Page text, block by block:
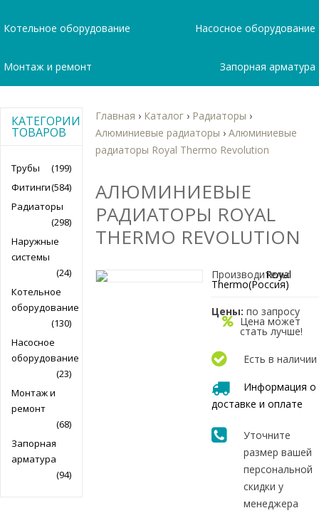
Котельное оборудование Насосное оборудование
Монтаж и ремонт Запорная арматура
Главная › Каталог › Радиаторы ›
Алюминиевые радиаторы ›Алюминиевые
радиаторы Royal Thermo Revolution
АЛЮМИНИЕВЫЕ
РАДИАТОРЫ ROYAL
THERMO REVOLUTION
Производитель:
Royal
Thermo(Россия)
Цены: по запросу
Цена может
стать лучше!
Есть в наличии
Информация о
доставке и оплате
Уточните
размер вашей
персональной
скидки у
менеджера
КАТЕГОРИИ
ТОВАРОВ
Трубы
(199)
Фитинги(584)
Радиаторы
(298)
Наружные
системы
(24)
Котельное
оборудование
(130)
Насосное
оборудование
(23)
Монтаж и
ремонт
(68)
Запорная
арматура
(94)